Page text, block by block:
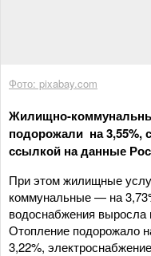
Фото: pixabay.com
Жилищно-
подорожали на 3,55%,
ссылкой на данные
При этом жилищные
коммунальные — на
водоснабжения выросла
Отопление подорожало
3,22%,